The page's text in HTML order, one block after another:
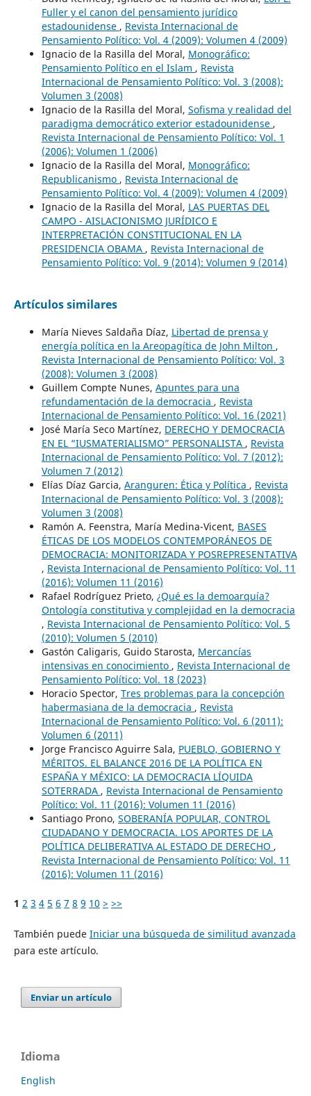
Fuller y el canon del pensamiento jurídico
estadounidense , Revista Internacional de
Pensamiento Político: Vol. 4 (2009): Volumen 4 (2009)
Ignacio de la Rasilla del Moral, Monográfico:
Pensamiento Político en el Islam , Revista
Internacional de Pensamiento Político: Vol. 3 (2008):
Volumen 3 (2008)
Ignacio de la Rasilla del Moral, Sofisma y realidad del
paradigma democrático exterior estadounidense ,
Revista Internacional de Pensamiento Político: Vol. 1
(2006): Volumen 1 (2006)
Ignacio de la Rasilla del Moral, Monográfico:
Republicanismo , Revista Internacional de
Pensamiento Político: Vol. 4 (2009): Volumen 4 (2009)
Ignacio de la Rasilla del Moral, LAS PUERTAS DEL
CAMPO - AISLACIONISMO JURÍDICO E
INTERPRETACIÓN CONSTITUCIONAL EN LA
PRESIDENCIA OBAMA , Revista Internacional de
Pensamiento Político: Vol. 9 (2014): Volumen 9 (2014)
Artículos similares
María Nieves Saldaña Díaz, Libertad de prensa y
energía política en la Areopagítica de John Milton ,
Revista Internacional de Pensamiento Político: Vol. 3
(2008): Volumen 3 (2008)
Guillem Compte Nunes, Apuntes para una
refundamentación de la democracia , Revista
Internacional de Pensamiento Político: Vol. 16 (2021)
José María Seco Martínez, DERECHO Y DEMOCRACIA
EN EL “IUSMATERIALISMO” PERSONALISTA , Revista
Internacional de Pensamiento Político: Vol. 7 (2012):
Volumen 7 (2012)
Elías Díaz Garcia, Aranguren: Ética y Política , Revista
Internacional de Pensamiento Político: Vol. 3 (2008):
Volumen 3 (2008)
Ramón A. Feenstra, María Medina-Vicent, BASES
ÉTICAS DE LOS MODELOS CONTEMPORÁNEOS DE
DEMOCRACIA: MONITORIZADA Y POSREPRESENTATIVA
, Revista Internacional de Pensamiento Político: Vol. 11
(2016): Volumen 11 (2016)
Rafael Rodríguez Prieto, ¿Qué es la demoarquía?
Ontología constitutiva y complejidad en la democracia
, Revista Internacional de Pensamiento Político: Vol. 5
(2010): Volumen 5 (2010)
Gastón Caligaris, Guido Starosta, Mercancías
intensivas en conocimiento , Revista Internacional de
Pensamiento Político: Vol. 18 (2023)
Horacio Spector, Tres problemas para la concepción
habermasiana de la democracia , Revista
Internacional de Pensamiento Político: Vol. 6 (2011):
Volumen 6 (2011)
Jorge Francisco Aguirre Sala, PUEBLO, GOBIERNO Y
MÉRITOS. EL BALANCE 2016 DE LA POLÍTICA EN
ESPAÑA Y MÉXICO: LA DEMOCRACIA LÍQUIDA
SOTERRADA , Revista Internacional de Pensamiento
Político: Vol. 11 (2016): Volumen 11 (2016)
Santiago Prono, SOBERANÍA POPULAR, CONTROL
CIUDADANO Y DEMOCRACIA. LOS APORTES DE LA
POLÍTICA DELIBERATIVA AL ESTADO DE DERECHO ,
Revista Internacional de Pensamiento Político: Vol. 11
(2016): Volumen 11 (2016)
1 2 3 4 5 6 7 8 9 10 > >>
También puede Iniciar una búsqueda de similitud avanzada
para este artículo.
Enviar un artículo
Idioma
English